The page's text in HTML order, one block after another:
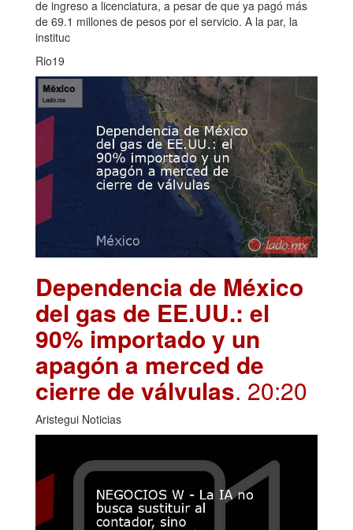
de ingreso a licenciatura, a pesar de que ya pagó más
de 69.1 millones de pesos por el servicio. A la par, la
instituc
Rio19
Dependencia de México
del gas de EE.UU.: el
90% importado y un
apagón a merced de
cierre de válvulas. 20:20
Aristegui Noticias